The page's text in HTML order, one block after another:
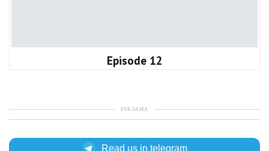
Episode 12
РЕКЛАМА
Read us in telegram